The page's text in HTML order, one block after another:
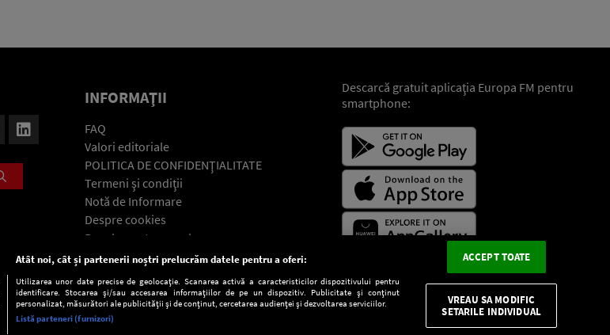
CONFIDENŢIALITATE
INFORMAŢII
FAQ
Valori editoriale
POLITICA DE CONFIDENŢIALITATE
Termeni şi condiţii
Notă de Informare
Despre cookies
Regulament general
GDPR
Descarcă gratuit aplicaţia Europa FM pentru
smartphone:
Atât noi, cât și partenerii noștri prelucrăm datele pentru a oferi:
Utilizarea unor date precise de geolocație. Scanarea activă a caracteristicilor dispozitivului pentru
identificare. Stocarea și/sau accesarea informațiilor de pe un dispozitiv. Publicitate și conținut
personalizat, măsurători ale publicității și de conținut, cercetarea audienței și dezvoltarea serviciilor.
Listă parteneri (furnizori)
ACCEPT TOATE
VREAU SA MODIFIC
SETARILE INDIVIDUAL